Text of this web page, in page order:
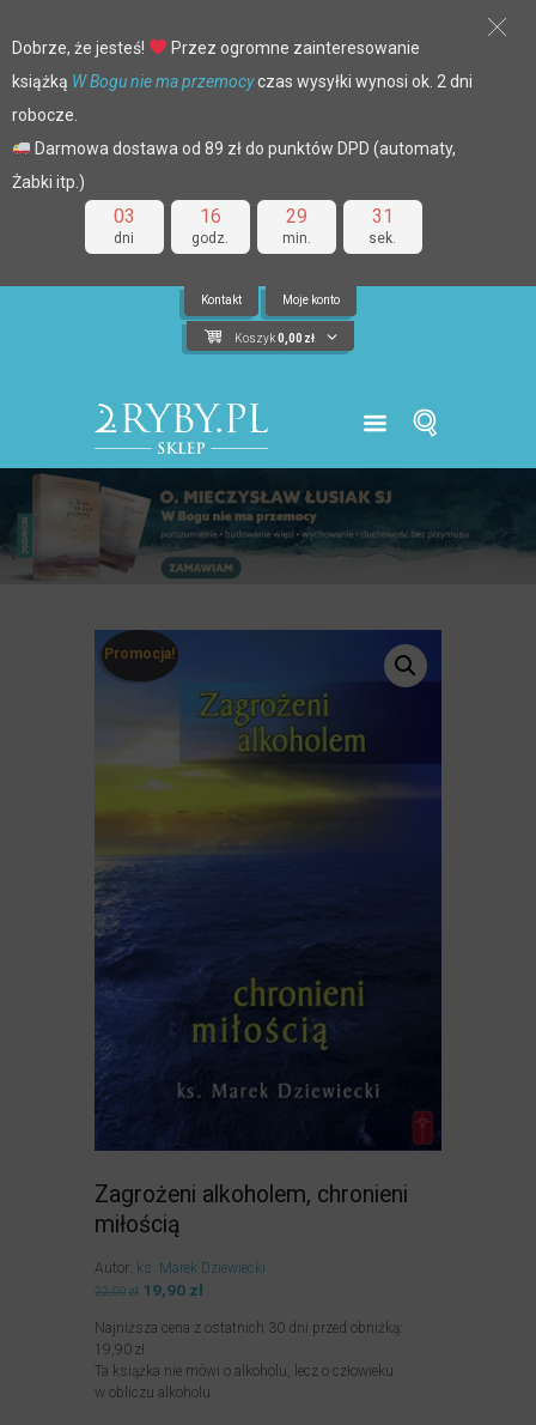
03
dni
16
godz.
29
min.
31
sek.
Dobrze, że jesteś!
Przez ogromne zainteresowanie
książką W Bogu nie ma przemocyczas wysyłki wynosi ok. 2 dni
robocze.
Darmowa dostawa od 89 zł do punktów DPD (automaty,
Żabki itp.)
Kontakt Moje konto
Koszyk 0,00 zł
Promocja!
Zagrożeni alkoholem, chronieni
miłością
Autor: ks. Marek Dziewiecki
22,00zł Pierwotna
wynosiła:
22,00zł.
19,90 złAktualna
wynosi:
Najniższa cena z ostatnich 30 dni przed obniżką:
19,90 zł
Ta książka nie mówi o alkoholu, lecz o człowieku
w obliczu alkoholu.